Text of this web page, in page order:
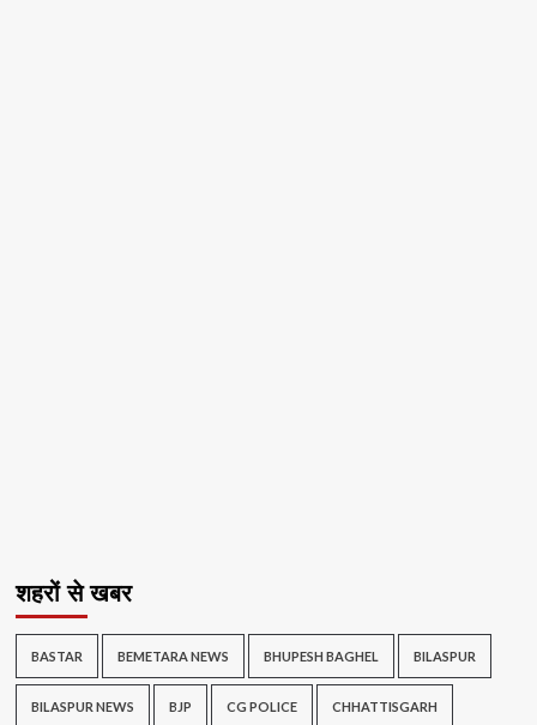
शहरों से खबर
BASTAR BEMETARA NEWS BHUPESH BAGHEL BILASPUR
BILASPUR NEWS BJP CG POLICE CHHATTISGARH